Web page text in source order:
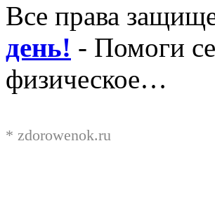
Все права
день! - Помоги
физическое…
* zdorowenok.ru